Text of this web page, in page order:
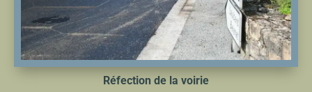
Réfection de la voirie